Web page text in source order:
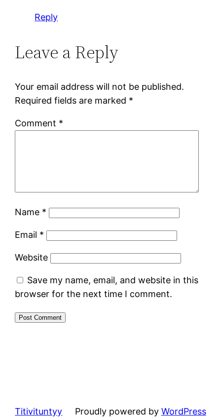
Reply
Leave a Reply
Your email address will not be published.
Required fields are marked *
Comment *
Name *
Email *
Website
Save my name, email, and website in this
browser for the next time I comment.
Titivituntyy Proudly powered by WordPress